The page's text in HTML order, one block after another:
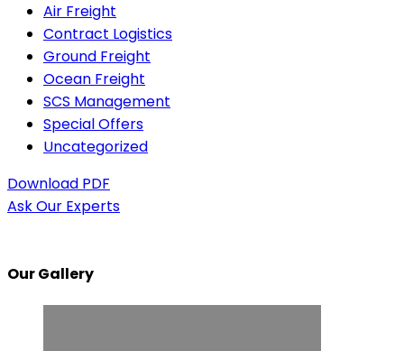
Air Freight
Contract Logistics
Ground Freight
Ocean Freight
SCS Management
Special Offers
Uncategorized
Download PDF
Ask Our Experts
Our Gallery